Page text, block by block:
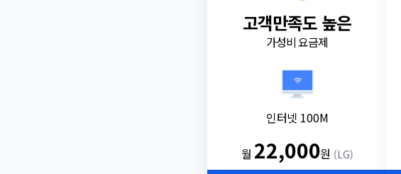
고객만족도 높은
가성비 요금제
인터넷 100M
월 22,000원 (LG)